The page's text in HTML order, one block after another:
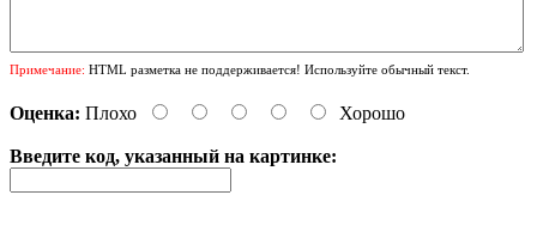
Примечание: HTML разметка не поддерживается! Используйте обычный текст.
Оценка: Плохо Хорошо
Введите код, указанный на картинке: